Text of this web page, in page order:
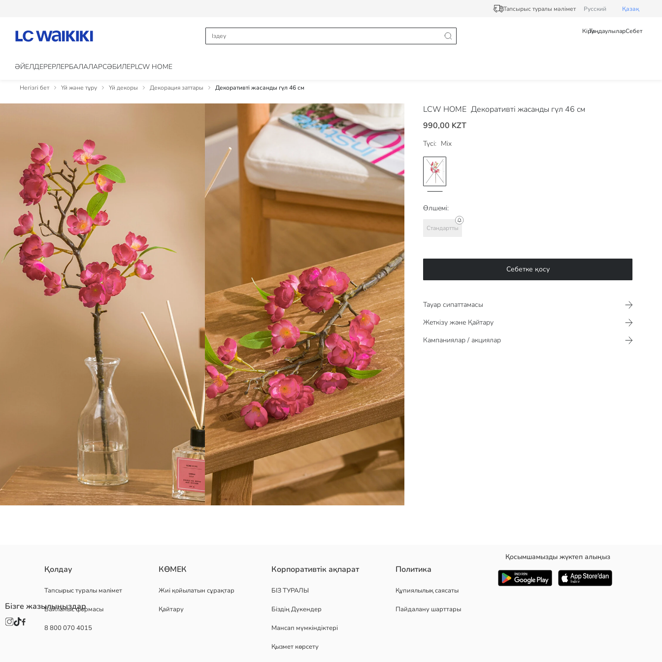
Тапсырыс туралы мәлімет Pусский Қазақ
КіруТаңдаулыларСебет
ӘЙЕЛДЕРЕРЛЕРБАЛАЛАРCӘБИЛЕРLCW HOME
Негізгі бет Үй және тұру Үй декоры Декорация заттары Декоративті жасанды гүл 46 см
LCW HOME Декоративті жасанды гүл 46 см
990,00 KZT
Түсі: Mix
Өлшемі:
Стандартты
Себетке қосу
Тауар сипаттамасы​​​​​
Жеткізу және Қайтару
Кампаниялар / акциялар
жыныс:
Өнім мөлшері:
Қолдау
Тапсырыс туралы мәлімет
Байланыс формасы
8 800 070 4015
КӨМЕК
Жиі қойылатын сұрақтар
Қайтару
Корпоративтік ақпарат
БІЗ ТУРАЛЫ
Біздің Дүкендер
Мансап мүмкіндіктері
Қызмет көрсету
Политика
Құпиялылық саясаты
Пайдалану шарттары
Қосымшамызды жүктеп алыңыз
Бізге жазылыңыздар